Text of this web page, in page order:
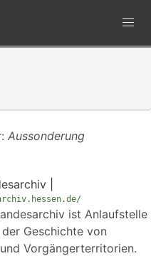
Aussonderung
|
ist Anlaufstelle
Geschichte von
Vorgängerterritorien.